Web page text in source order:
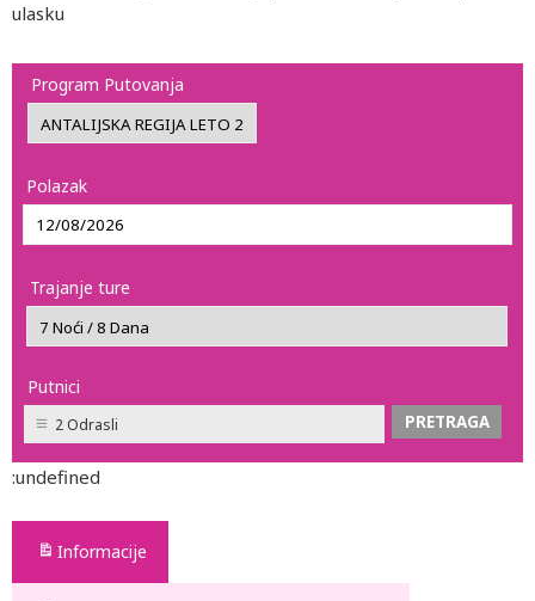
ulasku
Program Putovanja
Polazak
Trajanje ture
Putnici
2 Odrasli
:undefined
Informacije